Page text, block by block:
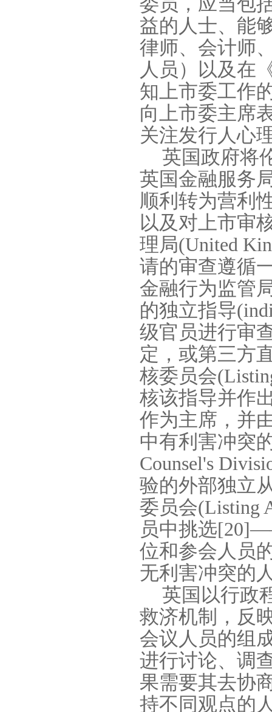
益的人士、能
律师、会计师
人员）以及在
知上市委工作
向上市委主席
关注发行人心
英国政府将
英国金融服务
顺利转为营利
以及对上市审
理局(United
请的审查遵循
金融行为监管
的独立指导
级官员进行审
定，或第三方
核委员会
核该指导并作
作为主席，并
中有利害冲突
Counsel's
验的外部独立
委员会(Listing
员中挑选[20]
位和参会人员
无利害冲突的
英国以行政
救济机制，反
会议人员的组
进行讨论、调
果需要其去协
持不同观点的